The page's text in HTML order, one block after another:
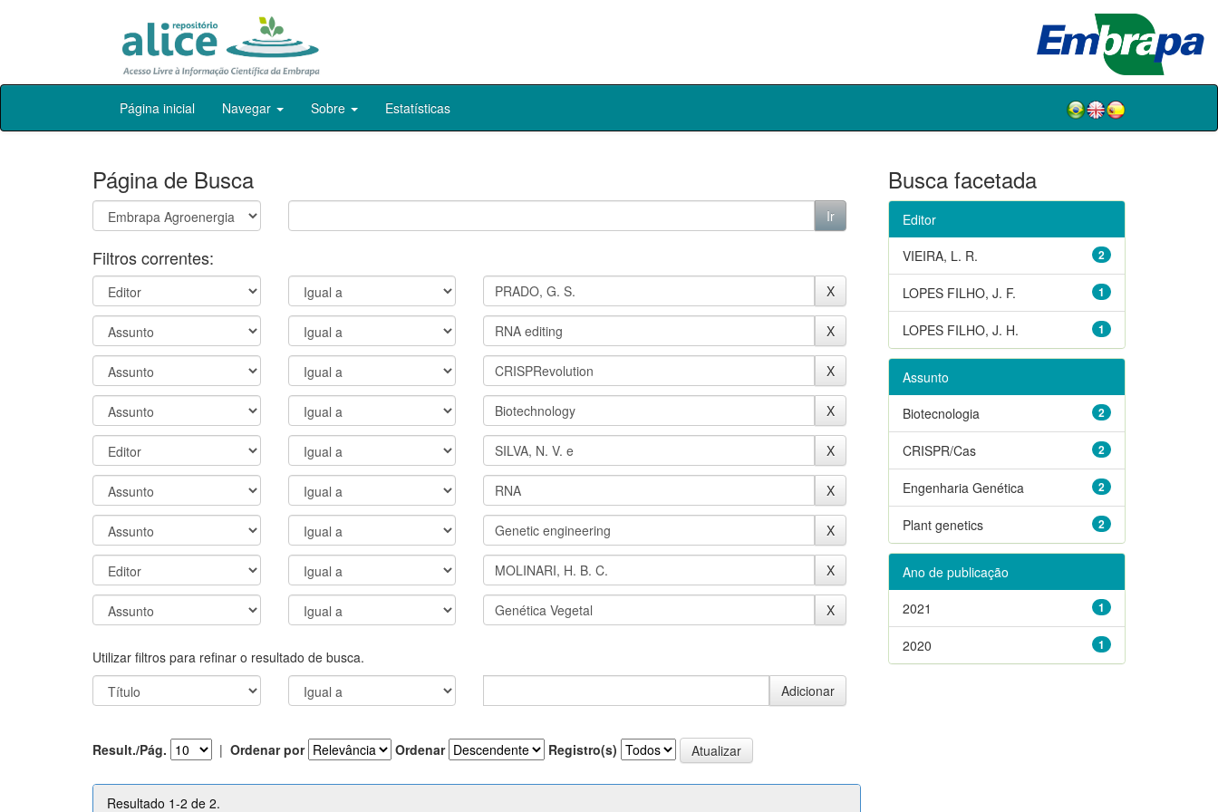
Skip
Página inicial Navegar Sobre Estatísticas
Página de Busca
Filtros correntes:
Utilizar filtros para refinar o resultado de busca.
Result./Pág. | Ordenar por Ordenar Registro(s)
Resultado 1-2 de 2.
Busca facetada
Editor
2
VIEIRA, L. R.
1
LOPES FILHO, J. F.
1
LOPES FILHO, J. H.
Assunto
2
Biotecnologia
2
CRISPR/Cas
2
Engenharia Genética
2
Plant genetics
Ano de publicação
1
2021
1
2020